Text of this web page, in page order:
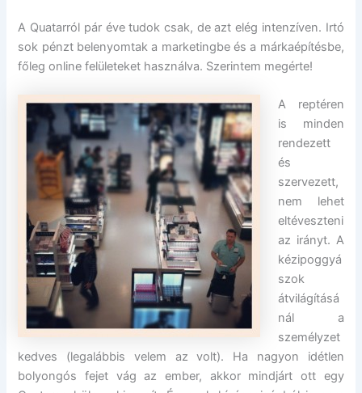
A Quatarról pár éve tudok csak, de azt elég intenzíven. Irtó
sok pénzt belenyomtak a marketingbe és a márkaépítésbe,
főleg online felületeket használva. Szerintem megérte!
A reptéren
is minden
rendezett
és
szervezett,
nem lehet
eltéveszteni
az irányt. A
kézipoggyá
szok
átvilágításá
nál a
személyzet
kedves (legalábbis velem az volt). Ha nagyon idétlen
bolyongós fejet vág az ember, akkor mindjárt ott egy